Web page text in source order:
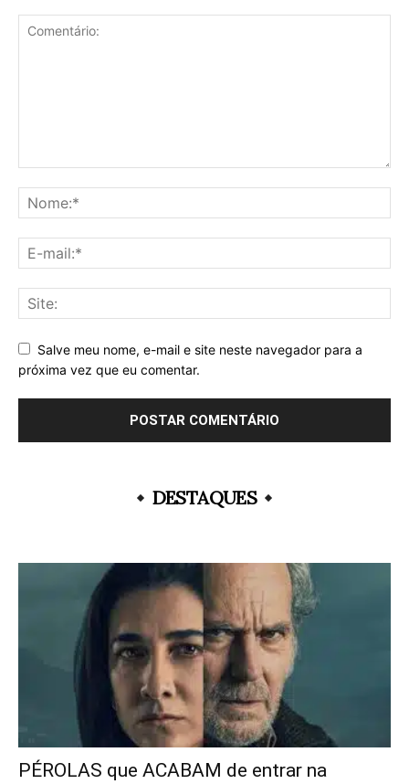
Salve meu nome, e-mail e site neste navegador para a
próxima vez que eu comentar.
DESTAQUES
PÉROLAS que ACABAM de entrar na